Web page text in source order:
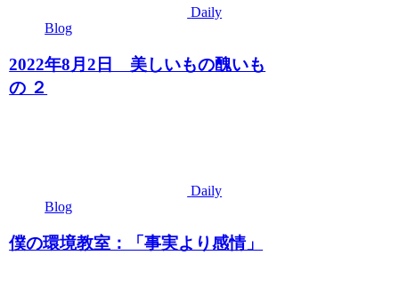
Daily
Blog
2022年8月2日 美しいもの醜いも
の ２
Daily
Blog
僕の環境教室：「事実より感情」